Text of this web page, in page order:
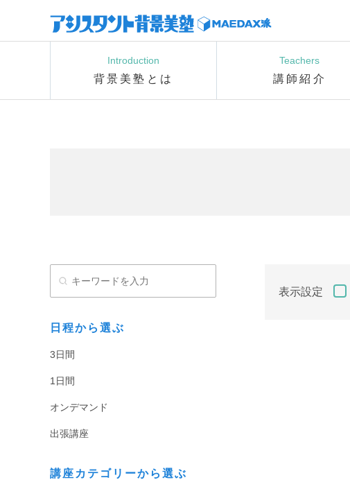
Introduction
背景美塾とは
Teachers
講師紹介
日程から選ぶ
3日間
1日間
オンデマンド
出張講座
講座カテゴリーから選ぶ
表示設定